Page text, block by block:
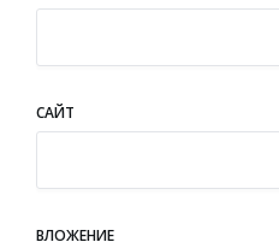
САЙТ
ВЛОЖЕНИЕ